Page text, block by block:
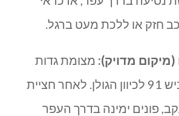
חזק או ללכת מעט ברגל.
(מיקום מדויק): מצומת גדות
עולים על כביש 91 לכיוון הגולן. לאחר חציית
פונים ימינה בדרך העפר